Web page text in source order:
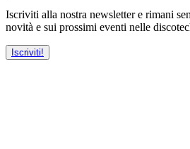
Iscriviti alla nostra newsletter e rimani
novità e sui prossimi eventi nelle
Iscriviti!